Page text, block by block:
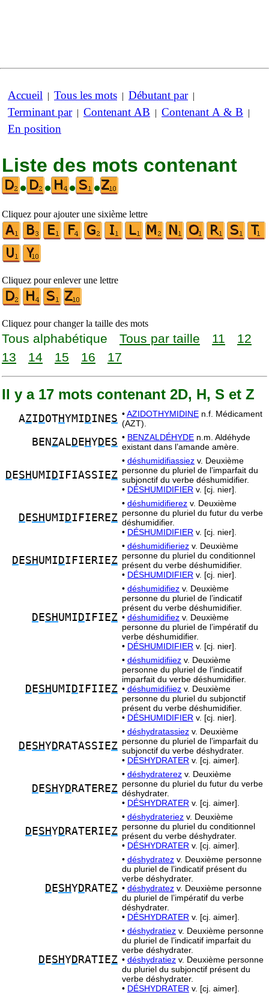
Accueil | Tous les mots | Débutant par|
Terminant par| Contenant AB | Contenant A & B |
En position
Liste des mots contenant
•
• • •
Cliquez pour ajouter une sixième lettre
Cliquez pour enlever une lettre
Cliquez pour changer la taille des mots
Tous alphabétique Tous par taille 11
12
13
14 15 16 17
Il y a 17 mots contenant 2D, H, S et Z
AZI DOTHYMI DINES •AZIDOTHYMIDINE n.f. Médicament
(AZT).
BEN ZAL D E HYD ES • BENZALDÉHYDE n.m. Aldéhyde
existant dans l’amande amère.
D ESH UMI DIFIASSIEZ
• déshumidifiassiez v. Deuxième
personne du pluriel de l’imparfait du
subjonctif du verbe déshumidifier.
• DÉSHUMIDIFIER v. [cj. nier].
D ESH UMI DIFIEREZ
• déshumidifierez v. Deuxième
personne du pluriel du futur du verbe
déshumidifier.
• DÉSHUMIDIFIER v. [cj. nier].
D ESH UMI DIFIERIEZ
• déshumidifieriez v. Deuxième
personne du pluriel du conditionnel
présent du verbe déshumidifier.
• DÉSHUMIDIFIER v. [cj. nier].
D ESH UMI DIFIEZ
• déshumidifiez v. Deuxième
personne du pluriel de l’indicatif
présent du verbe déshumidifier.
• déshumidifiez v. Deuxième
personne du pluriel de l’impératif du
verbe déshumidifier.
• DÉSHUMIDIFIER v. [cj. nier].
D ESH UMI DIFIIEZ
• déshumidifiiez v. Deuxième
personne du pluriel de l’indicatif
imparfait du verbe déshumidifier.
• déshumidifiiez v. Deuxième
personne du pluriel du subjonctif
présent du verbe déshumidifier.
• DÉSHUMIDIFIER v. [cj. nier].
D ESHYD RATASSIEZ
• déshydratassiez v. Deuxième
personne du pluriel de l’imparfait du
subjonctif du verbe déshydrater.
• DÉSHYDRATER v. [cj. aimer].
D ESHYD RATEREZ
• déshydraterez v. Deuxième
personne du pluriel du futur du verbe
déshydrater.
• DÉSHYDRATER v. [cj. aimer].
D ESHYD RATERIEZ
• déshydrateriez v. Deuxième
personne du pluriel du conditionnel
présent du verbe déshydrater.
• DÉSHYDRATER v. [cj. aimer].
D ESHYD RATEZ
• déshydratez v. Deuxième personne
du pluriel de l’indicatif présent du
verbe déshydrater.
• déshydratez v. Deuxième personne
du pluriel de l’impératif du verbe
déshydrater.
• DÉSHYDRATER v. [cj. aimer].
D ESHYD RATIEZ
• déshydratiez v. Deuxième personne
du pluriel de l’indicatif imparfait du
verbe déshydrater.
• déshydratiez v. Deuxième personne
du pluriel du subjonctif présent du
verbe déshydrater.
• DÉSHYDRATER v. [cj. aimer].